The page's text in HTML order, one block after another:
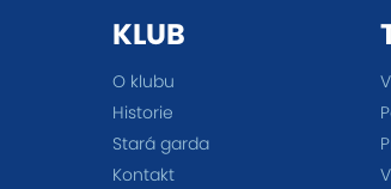
KLUB
O klubu
Historie
Stará garda
Kontakt